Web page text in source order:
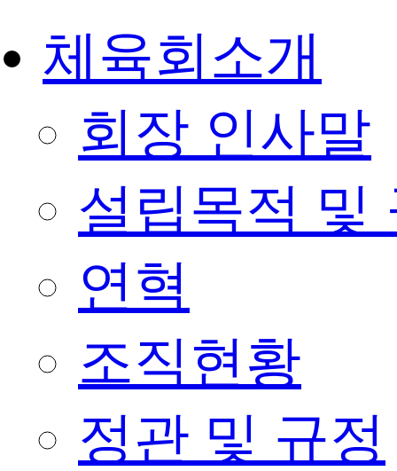
체육회소개
회장 인사말
설립목적 및
연혁
조직현황
정관 및 규정